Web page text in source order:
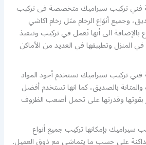
فني تركيب سيراميك متخصصة فى تركيب
وجميع أنوَاع الرخام مثل رخام اكاشي
بالإضافة الى أنها تَعمل في تركيب وتنفيذ
المنزل وتطبيقها في العديد من الأماكن
فني تركيب سيراميك تستخدم أجود المواد
والمتانة بالصديق، كما انها تستخدم أفضل
بقوتها وقدرتها على تحمل أصعب الظروف
سيراميك بإمكانها تركيب جميع أنواع
على حسب ما يتماشى مع ذوق العميل.